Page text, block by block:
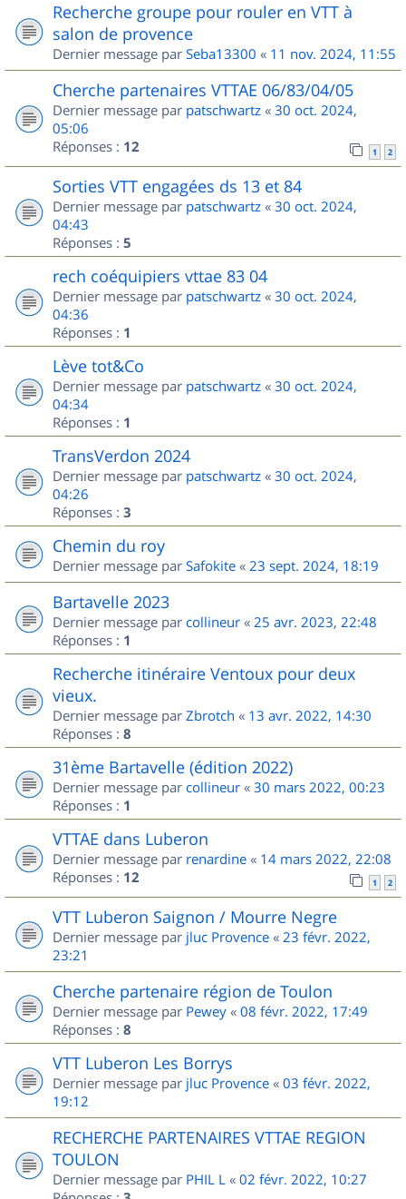
Recherche groupe pour rouler en VTT à
salon de provence
Dernier message par Seba13300 « 11 nov. 2024, 11:55
Cherche partenaires VTTAE 06/83/04/05
Dernier message par patschwartz « 30 oct. 2024,
05:06
Réponses : 12 1 2
Sorties VTT engagées ds 13 et 84
Dernier message par patschwartz « 30 oct. 2024,
04:43
Réponses : 5
rech coéquipiers vttae 83 04
Dernier message par patschwartz « 30 oct. 2024,
04:36
Réponses : 1
Lève tot&Co
Dernier message par patschwartz « 30 oct. 2024,
04:34
Réponses : 1
TransVerdon 2024
Dernier message par patschwartz « 30 oct. 2024,
04:26
Réponses : 3
Chemin du roy
Dernier message par Safokite « 23 sept. 2024, 18:19
Bartavelle 2023
Dernier message par collineur « 25 avr. 2023, 22:48
Réponses : 1
Recherche itinéraire Ventoux pour deux
vieux.
Dernier message par Zbrotch « 13 avr. 2022, 14:30
Réponses : 8
31ème Bartavelle (édition 2022)
Dernier message par collineur « 30 mars 2022, 00:23
Réponses : 1
VTTAE dans Luberon
Dernier message par renardine « 14 mars 2022, 22:08
Réponses : 12 1 2
VTT Luberon Saignon / Mourre Negre
Dernier message par jluc Provence « 23 févr. 2022,
23:21
Cherche partenaire région de Toulon
Dernier message par Pewey « 08 févr. 2022, 17:49
Réponses : 8
VTT Luberon Les Borrys
Dernier message par jluc Provence « 03 févr. 2022,
19:12
RECHERCHE PARTENAIRES VTTAE REGION
TOULON
Dernier message par PHIL L « 02 févr. 2022, 10:27